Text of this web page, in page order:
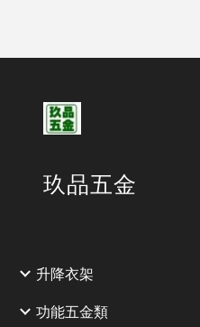
玖品五金
升降衣架
功能五金類